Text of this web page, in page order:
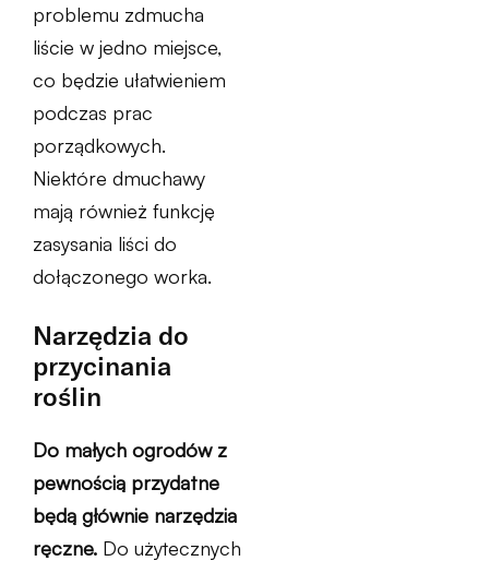
problemu zdmucha
liście w jedno miejsce,
co będzie ułatwieniem
podczas prac
porządkowych.
Niektóre dmuchawy
mają również funkcję
zasysania liści do
dołączonego worka.
Narzędzia do
przycinania
roślin
Do małych ogrodów z
pewnością przydatne
będą głównie narzędzia
ręczne. Do użytecznych